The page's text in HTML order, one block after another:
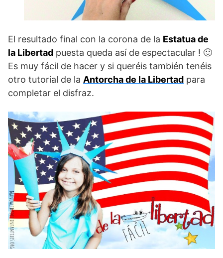
El resultado final con la corona de la Estatua de
la Libertad puesta queda así de espectacular ! 🙂
Es muy fácil de hacer y si queréis también tenéis
otro tutorial de la Antorcha de la Libertad para
completar el disfraz.